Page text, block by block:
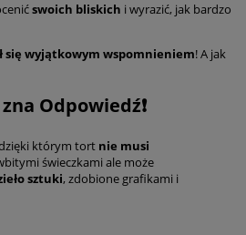
swoich bliskich i wyrazić, jak bardzo
się wyjątkowym wspomnieniem! A jak
Odpowiedź❗️
którym tort nie musi
świeczkami ale może
sztuki, zdobione grafikami i